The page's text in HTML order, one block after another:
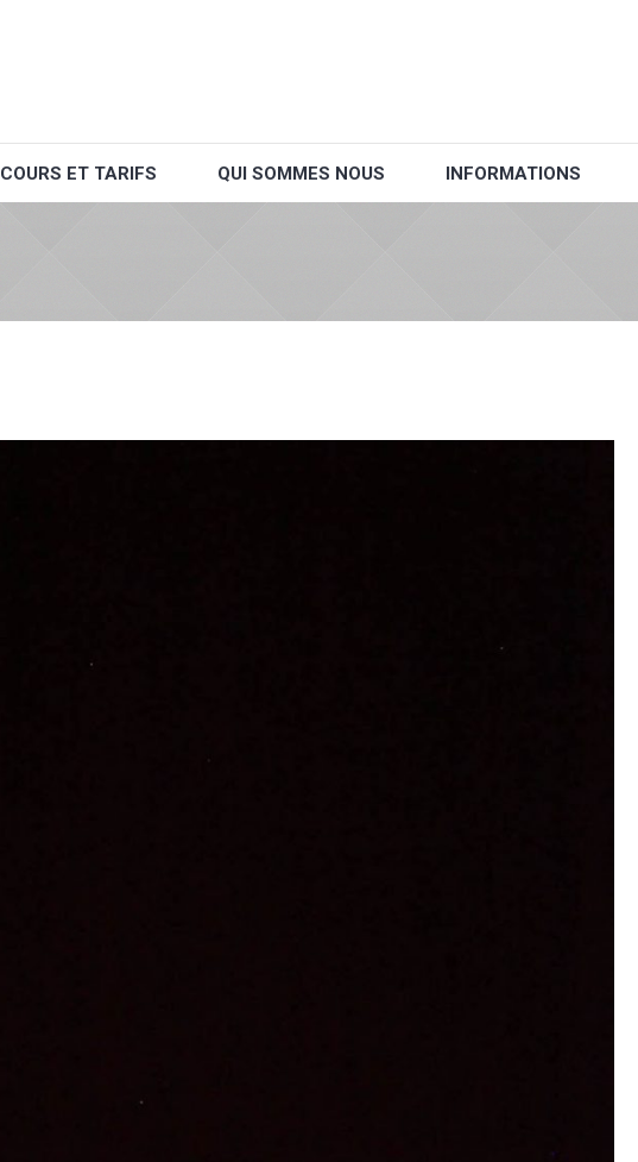
COURS ET TARIFS QUI SOMMES NOUS INFORMATIONS